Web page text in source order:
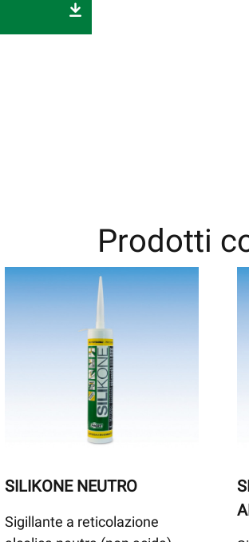
Prodotti
SILIKONE NEUTRO
Sigillante a reticolazione